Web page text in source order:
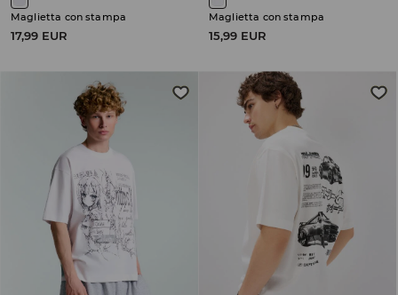
Maglietta con stampa
17,99 EUR
Maglietta con stampa
15,99 EUR